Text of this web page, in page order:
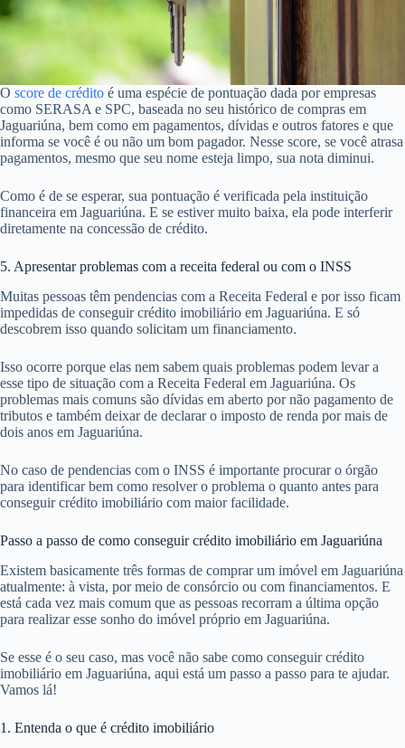
O score de crédito é uma espécie de pontuação dada por empresas
como SERASA e SPC, baseada no seu histórico de compras em
Jaguariúna, bem como em pagamentos, dívidas e outros fatores e que
informa se você é ou não um bom pagador. Nesse score, se você atrasa
pagamentos, mesmo que seu nome esteja limpo, sua nota diminui.
Como é de se esperar, sua pontuação é verificada pela instituição
financeira em Jaguariúna. E se estiver muito baixa, ela pode interferir
diretamente na concessão de crédito.
5. Apresentar problemas com a receita federal ou com o INSS
Muitas pessoas têm pendencias com a Receita Federal e por isso ficam
impedidas de conseguir crédito imobiliário em Jaguariúna. E só
descobrem isso quando solicitam um financiamento.
Isso ocorre porque elas nem sabem quais problemas podem levar a
esse tipo de situação com a Receita Federal em Jaguariúna. Os
problemas mais comuns são dívidas em aberto por não pagamento de
tributos e também deixar de declarar o imposto de renda por mais de
dois anos em Jaguariúna.
No caso de pendencias com o INSS é importante procurar o órgão
para identificar bem como resolver o problema o quanto antes para
conseguir crédito imobiliário com maior facilidade.
Passo a passo de como conseguir crédito imobiliário em Jaguariúna
Existem basicamente três formas de comprar um imóvel em Jaguariúna
atualmente: à vista, por meio de consórcio ou com financiamentos. E
está cada vez mais comum que as pessoas recorram a última opção
para realizar esse sonho do imóvel próprio em Jaguariúna.
Se esse é o seu caso, mas você não sabe como conseguir crédito
imobiliário em Jaguariúna, aqui está um passo a passo para te ajudar.
Vamos lá!
1. Entenda o que é crédito imobiliário